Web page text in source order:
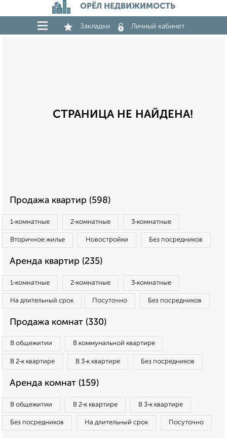
ОРЁЛ НЕДВИЖИМОСТЬ
Закладки Личный кабинет
СТРАНИЦА НЕ НАЙДЕНА!
Продажа квартир (598)
1‑комнатные 2‑комнатные 3‑комнатные
Вторичное жилье Новостройки Без посредников
Аренда квартир (235)
1‑комнатные 2‑комнатные 3‑комнатные
На длительный срок Посуточно Без посредников
Продажа комнат (330)
В общежитии В коммунальной квартире
В 2‑к квартире В 3‑к квартире Без посредников
Аренда комнат (159)
В общежитии В 2‑к квартире В 3‑к квартире
Без посредников На длительный срок Посуточно